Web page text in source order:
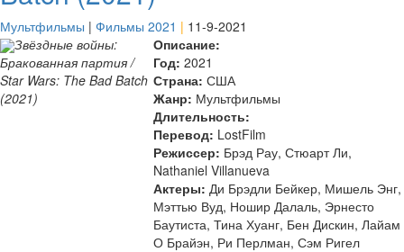
Мультфильмы | Фильмы 2021 | 11-9-2021
Звёздные войны:
Бракованная партия /
Star Wars: The Bad Batch
(2021)
Описание:
Год: 2021
Страна: США
Жанр: Мультфильмы
Длительность:
Перевод: LostFilm
Режиссер: Брэд Рау, Стюарт Ли,
Nathaniel Villanueva
Актеры: Ди Брэдли Бейкер, Мишель Энг,
Мэттью Вуд, Ношир Далаль, Эрнесто
Баутиста, Тина Хуанг, Бен Дискин, Лайам
О Брайэн, Ри Перлман, Сэм Ригел